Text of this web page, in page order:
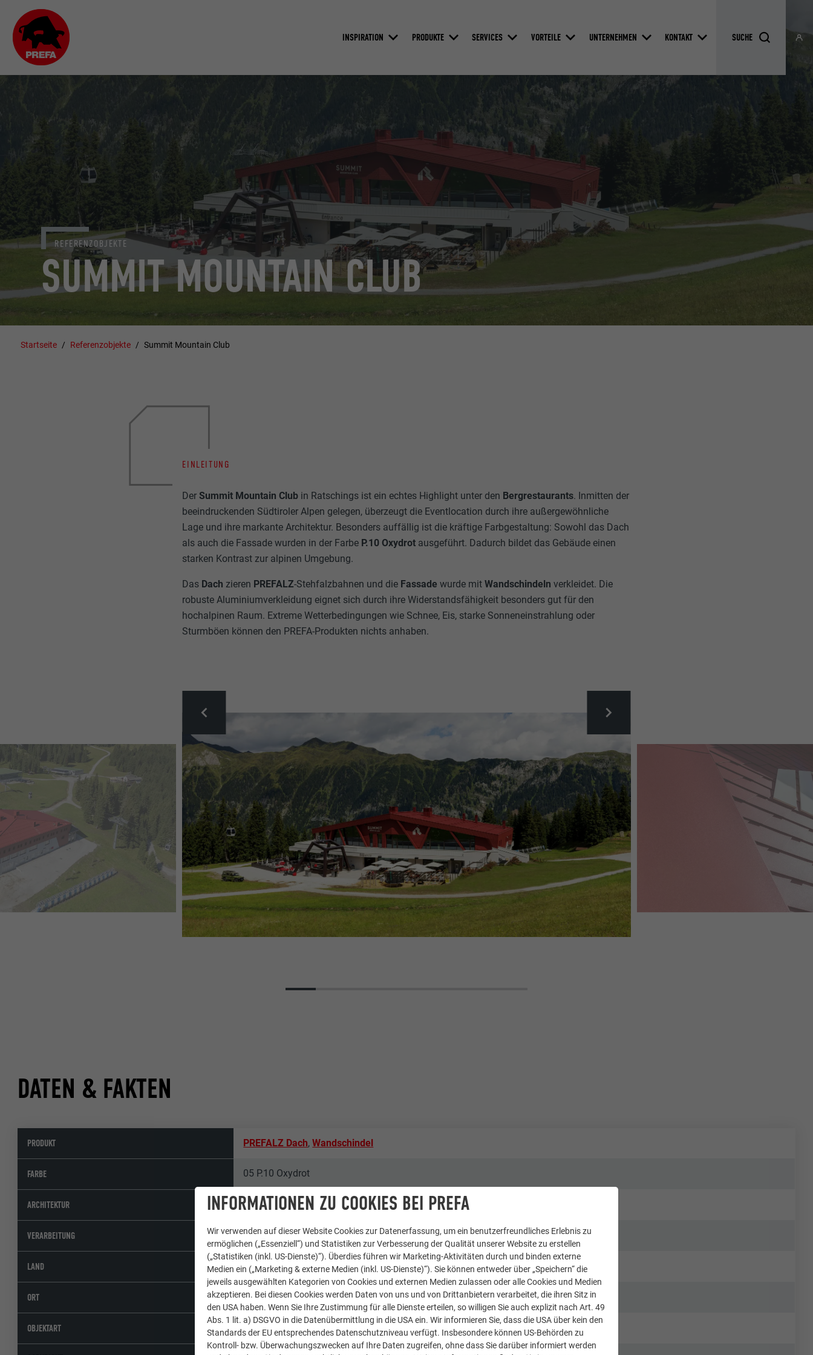
INSPIRATION PRODUKTE SERVICES VORTEILE UNTERNEHMEN KONTAKT
SUMMIT MOUNTAIN CLUB
REFERENZOBJEKTE
Startseite Referenzobjekte Summit Mountain Club
EINLEITUNG
DerSummit Mountain Club in Ratschings ist ein echtes Highlight unter den Bergrestaurants. Inmitten der
beeindruckenden Südtiroler Alpen gelegen, überzeugt die Eventlocation durch ihre außergewöhnliche
Lage und ihre markante Architektur. Besonders auffällig ist die kräftige Farbgestaltung: Sowohl das Dach
als auch die Fassade wurden in der Farbe P.10 Oxydrot ausgeführt. Dadurch bildet das Gebäude einen
starken Kontrast zur alpinen Umgebung.
Das Dachzieren PREFALZ-Stehfalzbahnen und die Fassadewurde mitWandschindelnverkleidet. Die
robuste Aluminiumverkleidung eignet sich durch ihre Widerstandsfähigkeit besonders gut für den
hochalpinen Raum. Extreme Wetterbedingungen wie Schnee, Eis, starke Sonneneinstrahlung oder
Sturmböen können den PREFA-Produkten nichts anhaben.
DATEN & FAKTEN
PRODUKT PREFALZ Dach,Wandschindel
FARBE 05 P.10 Oxydrot
ARCHITEKTUR LZP Architekten
VERARBEITUNG Stampfl Bau
LAND Italien
ORT Ratschings
OBJEKTART Hotels & Gastronomie, Alpine Hütten
INFORMATIONEN ZU COOKIES BEI PREFA
Wir verwenden auf dieser Website Cookies zur Datenerfassung, um ein benutzerfreundliches Erlebnis zu
ermöglichen („Essenziell“) und Statistiken zur Verbesserung der Qualität unserer Website zu erstellen
(„Statistiken (inkl. US-Dienste)“). Überdies führen wir Marketing-Aktivitäten durch und binden externe
Medien ein („Marketing & externe Medien (inkl. US-Dienste)“). Sie können entweder über „Speichern“ die
jeweils ausgewählten Kategorien von Cookies und externen Medien zulassen oder alle Cookies und Medien
akzeptieren. Bei diesen Cookies werden Daten von uns und von Drittanbietern verarbeitet, die ihren Sitz in
den USA haben. Wenn Sie Ihre Zustimmung für alle Dienste erteilen, so willigen Sie auch explizit nach Art. 49
Abs. 1 lit. a) DSGVO in die Datenübermittlung in die USA ein. Wir informieren Sie, dass die USA über kein den
Standards der EU entsprechendes Datenschutzniveau verfügt. Insbesondere können US-Behörden zu
Kontroll- bzw. Überwachungszwecken auf Ihre Daten zugreifen, ohne dass Sie darüber informiert werden